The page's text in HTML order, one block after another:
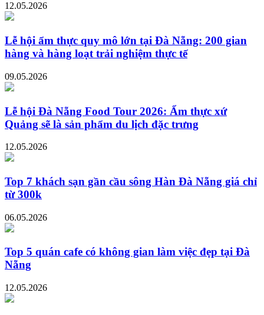
12.05.2026
Lễ hội ẩm thực quy mô lớn tại Đà Nẵng: 200 gian
hàng và hàng loạt trải nghiệm thực tế
09.05.2026
Lễ hội Đà Nẵng Food Tour 2026: Ẩm thực xứ
Quảng sẽ là sản phẩm du lịch đặc trưng
12.05.2026
Top 7 khách sạn gần cầu sông Hàn Đà Nẵng giá chỉ
từ 300k
06.05.2026
Top 5 quán cafe có không gian làm việc đẹp tại Đà
Nẵng
12.05.2026